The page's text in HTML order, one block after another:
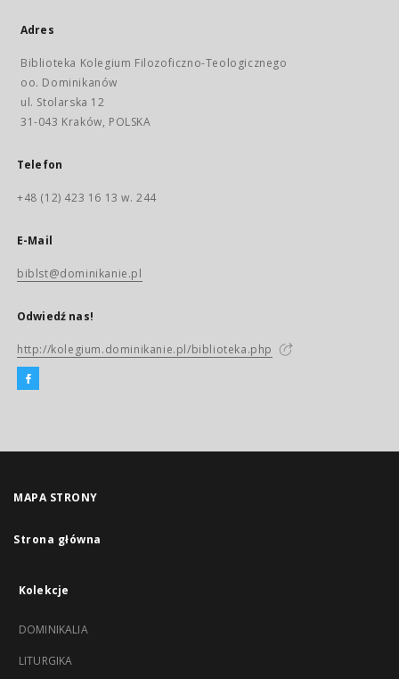
Adres
Biblioteka Kolegium Filozoficzno-Teologicznego
oo. Dominikanów
ul. Stolarska 12
31-043 Kraków, POLSKA
Telefon
+48 (12) 423 16 13 w. 244
E-Mail
biblst@dominikanie.pl
Odwiedź nas!
http://kolegium.dominikanie.pl/biblioteka.php
MAPA STRONY
Strona główna
Kolekcje
DOMINIKALIA
LITURGIKA